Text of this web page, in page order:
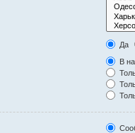
Да
В